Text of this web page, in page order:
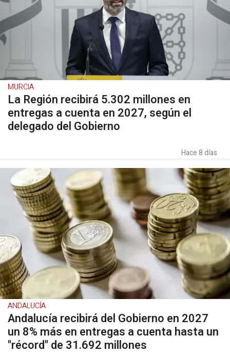
MURCIA
La Región recibirá 5.302 millones en
entregas a cuenta en 2027, según el
delegado del Gobierno
Hace 8 días
ANDALUCÍA
Andalucía recibirá del Gobierno en 2027
un 8% más en entregas a cuenta hasta un
"récord" de 31.692 millones